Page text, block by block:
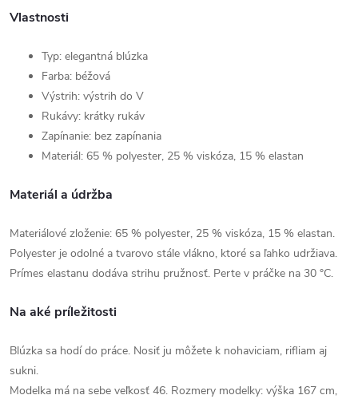
Vlastnosti
Typ: elegantná blúzka
Farba: béžová
Výstrih: výstrih do V
Rukávy: krátky rukáv
Zapínanie: bez zapínania
Materiál: 65 % polyester, 25 % viskóza, 15 % elastan
Materiál a údržba
Materiálové zloženie: 65 % polyester, 25 % viskóza, 15 % elastan.
Polyester je odolné a tvarovo stále vlákno, ktoré sa ľahko udržiava.
Prímes elastanu dodáva strihu pružnosť. Perte v práčke na 30 °C.
Na aké príležitosti
Blúzka sa hodí do práce. Nosiť ju môžete k nohaviciam, rifliam aj
sukni.
Modelka má na sebe veľkosť 46. Rozmery modelky: výška 167 cm,